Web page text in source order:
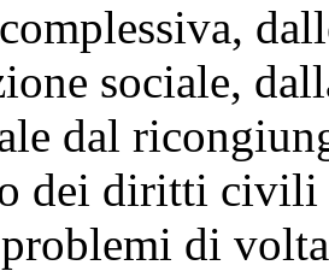
sociale,
dal
dei diritti civili
di